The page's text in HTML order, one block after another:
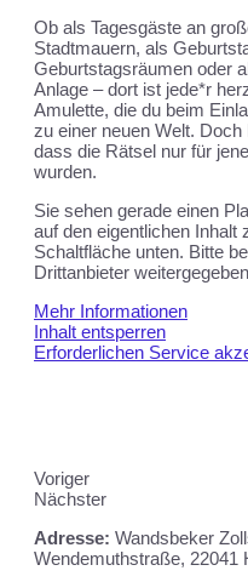
Ob als Tagesgäste an
Stadtmauern, als
Geburtstagsräumen oder
Anlage – dort ist jede*r
Amulette, die du beim
zu einer neuen Welt.
dass die Rätsel nur für
wurden.
Sie sehen gerade einen
auf den eigentlichen Inhalt
Schaltfläche unten. Bitte
Drittanbieter
Mehr Informationen
Inhalt entsperren
Erforderlichen Service
Voriger
Nächster
Adresse: Wandsbeker
Wendemuthstraße, 22041